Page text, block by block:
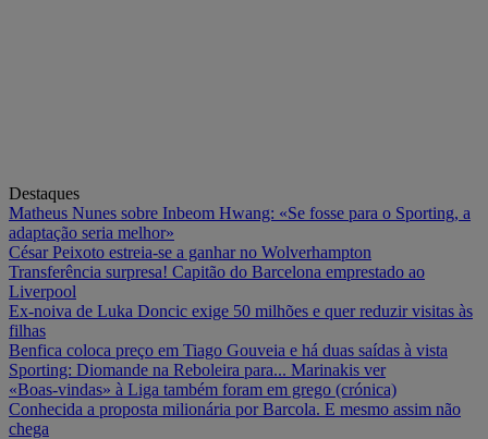
Destaques
Matheus Nunes sobre Inbeom Hwang: «Se fosse para o Sporting, a
adaptação seria melhor»
César Peixoto estreia-se a ganhar no Wolverhampton
Transferência surpresa! Capitão do Barcelona emprestado ao
Liverpool
Ex-noiva de Luka Doncic exige 50 milhões e quer reduzir visitas às
filhas
Benfica coloca preço em Tiago Gouveia e há duas saídas à vista
Sporting: Diomande na Reboleira para... Marinakis ver
«Boas-vindas» à Liga também foram em grego (crónica)
Conhecida a proposta milionária por Barcola. E mesmo assim não
chega